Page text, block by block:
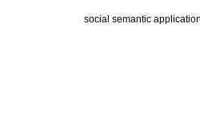
social semantic